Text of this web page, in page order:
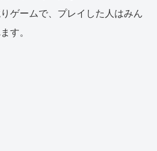
ゲームで、プレイした人はみん
す。